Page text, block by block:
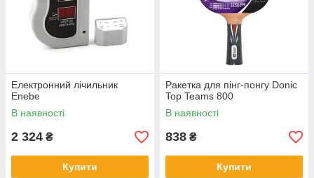
Електронний лічильник
Enebe
В наявності
2 324 ₴
Купити
Ракетка для пінг-понгу Donic
Top Teams 800
В наявності
838 ₴
Купити